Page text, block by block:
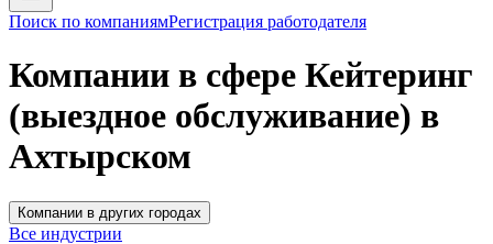
Поиск по компаниямРегистрация работодателя
Компании в сфере Кейтеринг
(выездное обслуживание) в
Ахтырском
Компании в других городах
Все индустрии